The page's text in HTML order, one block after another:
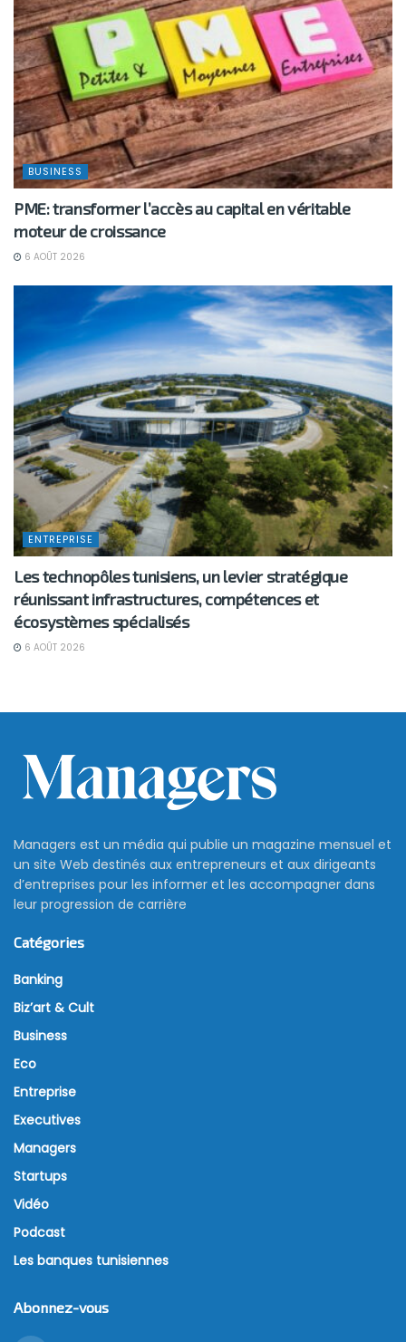
BUSINESS
PME: transformer l’accès au capital en véritable
moteur de croissance
6 AOÛT 2026
ENTREPRISE
Les technopôles tunisiens, un levier stratégique
réunissant infrastructures, compétences et
écosystèmes spécialisés
6 AOÛT 2026
Managers est un média qui publie un magazine mensuel et
un site Web destinés aux entrepreneurs et aux dirigeants
d’entreprises pour les informer et les accompagner dans
leur progression de carrière
Catégories
Banking
Biz’art & Cult
Business
Eco
Entreprise
Executives
Managers
Startups
Vidéo
Podcast
Les banques tunisiennes
Abonnez-vous